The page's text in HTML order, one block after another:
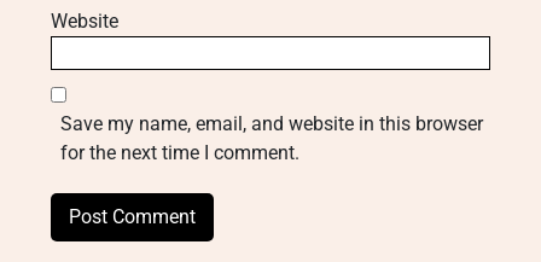
Website
Save my name, email, and website in this browser
for the next time I comment.